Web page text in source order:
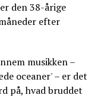
den 38-årige
efter
musikken –
oceaner' – er det
på, hvad bruddet